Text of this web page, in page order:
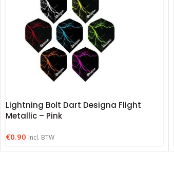
Lightning Bolt Dart Designa Flight
Metallic – Pink
€0.90 Incl. BTW